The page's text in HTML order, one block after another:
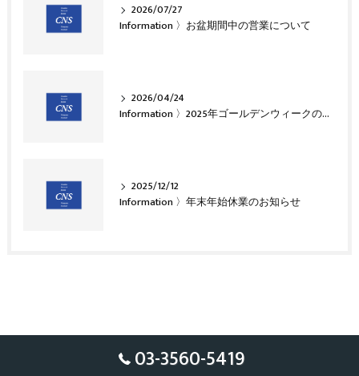
2026/07/27
Information 〉お盆期間中の営業について
2026/04/24
Information 〉2025年ゴールデンウィークのお知らせ
2025/12/12
Information 〉年末年始休業のお知らせ
03-3560-5419